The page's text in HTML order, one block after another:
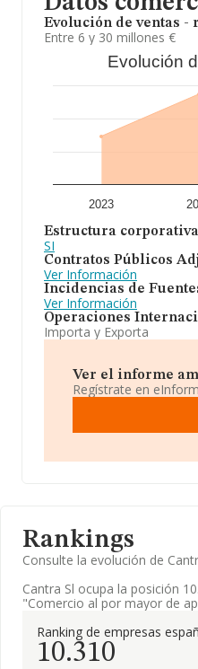
Evolución de ventas -
Entre 6 y 30 millones €
Evolución
2023
Estructura
SI
Contratos Públicos
Ver Información
Incidencias de
Ver Información
Operaciones
Importa y Exporta
Ver el informe
Regístrate en
Rankings
Consulte la evolución de
Cantra Sl ocupa la posición
"Comercio al por mayor de
Ranking de empresas
10.310